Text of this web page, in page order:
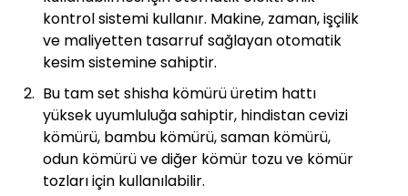
kontrol sistemi kullanır. Makine, zaman, işçilik
ve maliyetten tasarruf sağlayan otomatik
kesim sistemine sahiptir.
Bu tam set shisha kömürü üretim hattı
yüksek uyumluluğa sahiptir, hindistan cevizi
kömürü, bambu kömürü, saman kömürü,
odun kömürü ve diğer kömür tozu ve kömür
tozları için kullanılabilir.